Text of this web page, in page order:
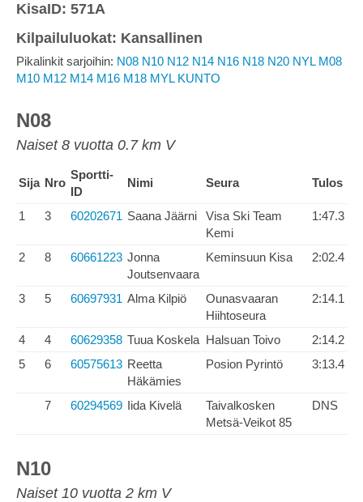
KisaID: 571A
Kilpailuluokat: Kansallinen
Pikalinkit sarjoihin: N08 N10 N12 N14 N16 N18 N20 NYL M08
M10 M12 M14 M16 M18 MYL KUNTO
N08
Naiset 8 vuotta 0.7 km V
Sija Nro
Sportti-
ID
Nimi Seura Tulos
1 3 60202671 Saana Jäärni
Visa Ski Team
Kemi
1:47.3
2 8 60661223 Jonna
Joutsenvaara
Keminsuun Kisa 2:02.4
3 5 60697931 Alma Kilpiö
Ounasvaaran
Hiihtoseura
2:14.1
4 4 60629358 Tuua Koskela Halsuan Toivo
2:14.2
5
6 60575613 Reetta
Häkämies
Posion Pyrintö 3:13.4
7 60294569 Iida Kivelä
Taivalkosken
Metsä-Veikot 85
DNS
N10
Naiset 10 vuotta 2 km V